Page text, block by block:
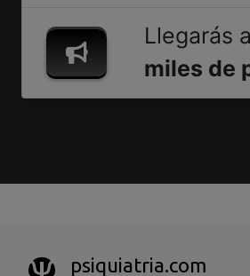
Llegarás a
miles de
psiquiatria.com